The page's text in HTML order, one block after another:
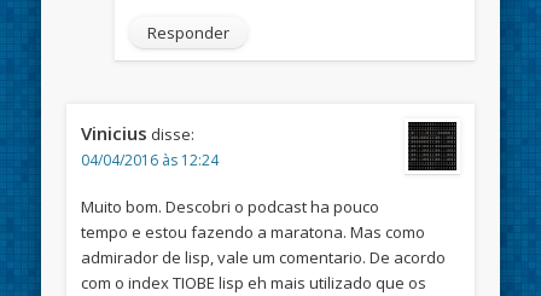
Responder
Vinicius disse:
04/04/2016 às 12:24
Muito bom. Descobri o podcast ha pouco
tempo e estou fazendo a maratona. Mas como
admirador de lisp, vale um comentario. De acordo
com o index TIOBE lisp eh mais utilizado que os